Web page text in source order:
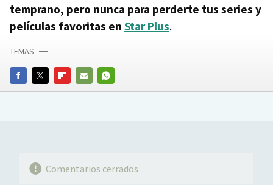
temprano, pero nunca para perderte tus series y
películas favoritas en Star Plus.
FACEBOOKTWITTERFLIPBOARD
E-
WHATSAPP
TEMAS
Comentarios cerrados